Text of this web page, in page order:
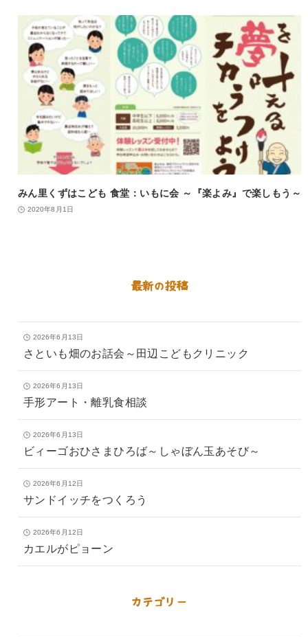
みん里くずはこども 食堂：いもに会 ～『楽よみ』で楽しもう～
2020年8月1日
最新の投稿
2026年6月13日
さといも畑のお話会～田辺こどもクリニック
2026年6月13日
手形アート・離乳食相談
2026年6月13日
ビィーゴおひさまひろば～しゃぼん玉あそび～
2026年6月12日
サンドイッチをつくろう
2026年6月12日
カエルがピョーン
カテゴリー